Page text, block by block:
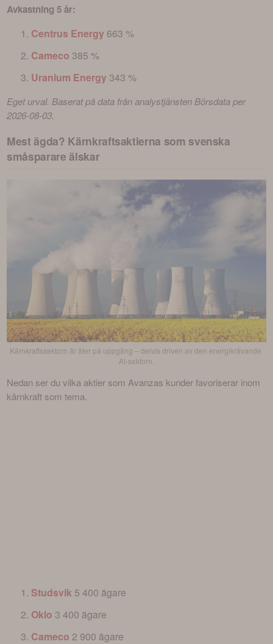
Avkastning 5 år:
Centrus Energy 663 %
Cameco 385 %
Uranium Energy 343 %
Eget urval. Baserat på data från analystjänsten Börsdata per
2026-08-03.
Mest ägda? Kärnkraftsaktierna som svenska
småsparare älskar
Kärnkraftssektorn är åter på uppgång – delvis driven av den energikrävande
AI-sektorn.
Nedan ser du vilka aktier som Avanzas kunder favoriserar inom
kärnkraft som tema.
Studsvik 5 400 ägare
Oklo 3 400 ägare
Cameco 2 900 ägare